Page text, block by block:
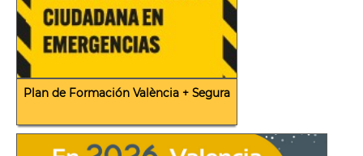
Plan de Formación València + Segura